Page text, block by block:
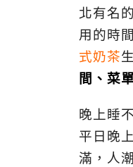
北有名
用的時
式奶茶
間、菜
晚上睡
平日晚
滿，人